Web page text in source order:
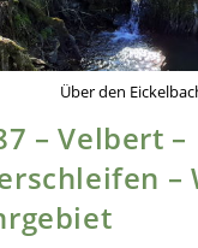
Über den
– Velbert –
–